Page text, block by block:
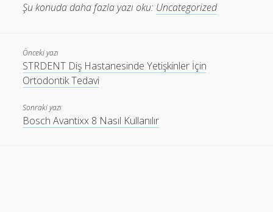
Şu konuda daha fazla yazı oku: Uncategorized
Önceki yazı
STRDENT Diş Hastanesinde Yetişkinler İçin
Ortodontik Tedavi
Sonraki yazı
Bosch Avantixx 8 Nasıl Kullanılır